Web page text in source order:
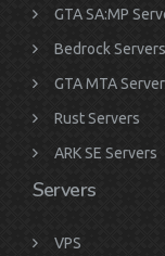
GTA SA:MP
Bedrock Servers
GTA MTA
Rust Servers
ARK SE Servers
Servers
VPS